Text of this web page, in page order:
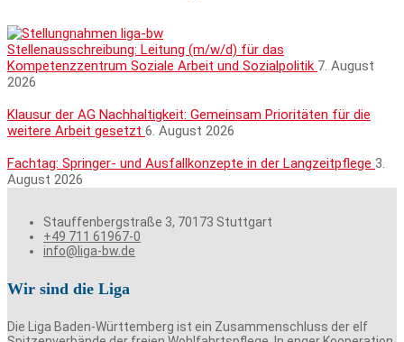
Stellenausschreibung: Leitung (m/w/d) für das
Kompetenzzentrum Soziale Arbeit und Sozialpolitik 7. August
2026
Klausur der AG Nachhaltigkeit: Gemeinsam Prioritäten für die
weitere Arbeit gesetzt 6. August 2026
Fachtag: Springer- und Ausfallkonzepte in der Langzeitpflege 3.
August 2026
Stauffenbergstraße 3, 70173 Stuttgart
+49 711 61967-0
info@liga-bw.de
Wir sind die Liga
Die Liga Baden-Württemberg ist ein Zusammenschluss der elf